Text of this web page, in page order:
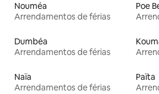
Nouméa
Arrendamentos de férias
Poe
Dumbéa
Arrendamentos de férias
Naïa
Arrendamentos de férias
Païta